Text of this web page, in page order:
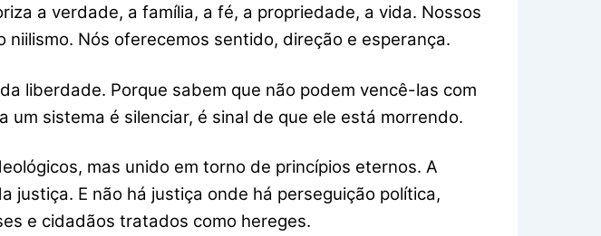
a verdade, a família, a fé, a propriedade, a vida. Nossos
Nós oferecemos sentido, direção e esperança.
liberdade. Porque sabem que não podem vencê-las com
sistema é silenciar, é sinal de que ele está morrendo.
mas unido em torno de princípios eternos. A
justiça. E não há justiça onde há perseguição política,
e cidadãos tratados como hereges.